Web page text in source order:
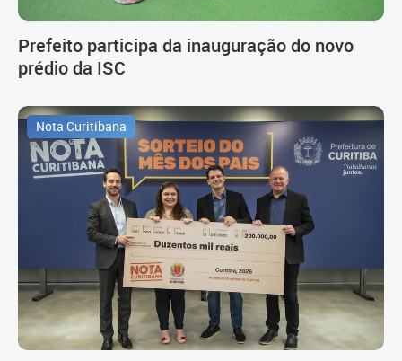
Prefeito participa da inauguração do novo
prédio da ISC
Nota Curitibana